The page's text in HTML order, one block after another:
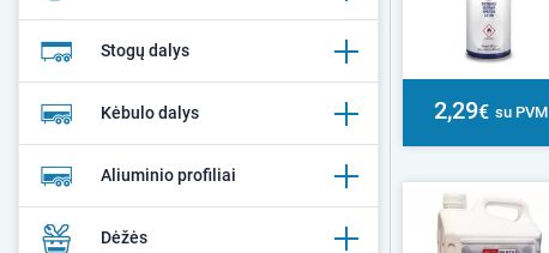
Stogų dalys
Kėbulo dalys
Aliuminio profiliai
Dėžės
2,29€ su PVM